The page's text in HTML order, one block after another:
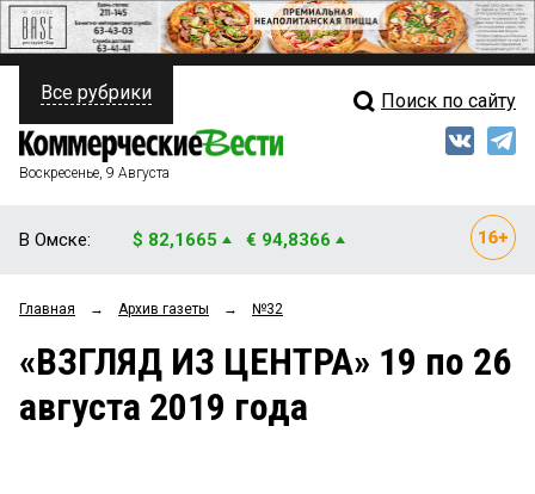
ПОЛИТИКА
ФИНАНСЫ
ОБЩЕСТВО
ЗАКОН
НОВОСТИ КОМПАНИЙ
Свежий выпуск
Рейтинги
Все рубрики Поиск по сайту
Воскресенье, 9 Августа
В Омске: $ 82,1665 € 94,8366
Главная → Архив газеты → №32
«ВЗГЛЯД ИЗ ЦЕНТРА» 19 по 26
августа 2019 года